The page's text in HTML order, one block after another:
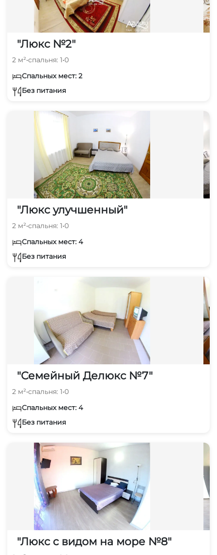
"Люкс №2"
2 м²•спальня: 1•0
Спальных мест: 2
Без питания
"Люкс улучшенный"
2 м²•спальня: 1•0
Спальных мест: 4
Без питания
"Семейный Делюкс №7"
2 м²•спальня: 1•0
Спальных мест: 4
Без питания
"Люкс с видом на море №8"